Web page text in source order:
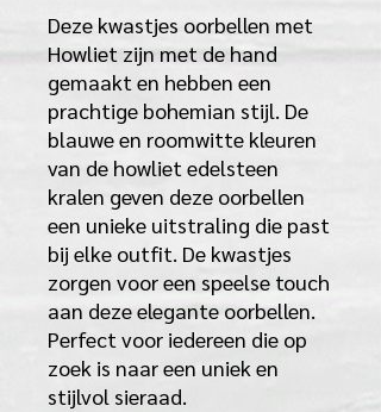
Deze kwastjes oorbellen met
Howliet zijn met de hand
gemaakt en hebben een
prachtige bohemian stijl. De
blauwe en roomwitte kleuren
van de howliet edelsteen
kralen geven deze oorbellen
een unieke uitstraling die past
bij elke outfit. De kwastjes
zorgen voor een speelse touch
aan deze elegante oorbellen.
Perfect voor iedereen die op
zoek is naar een uniek en
stijlvol sieraad.